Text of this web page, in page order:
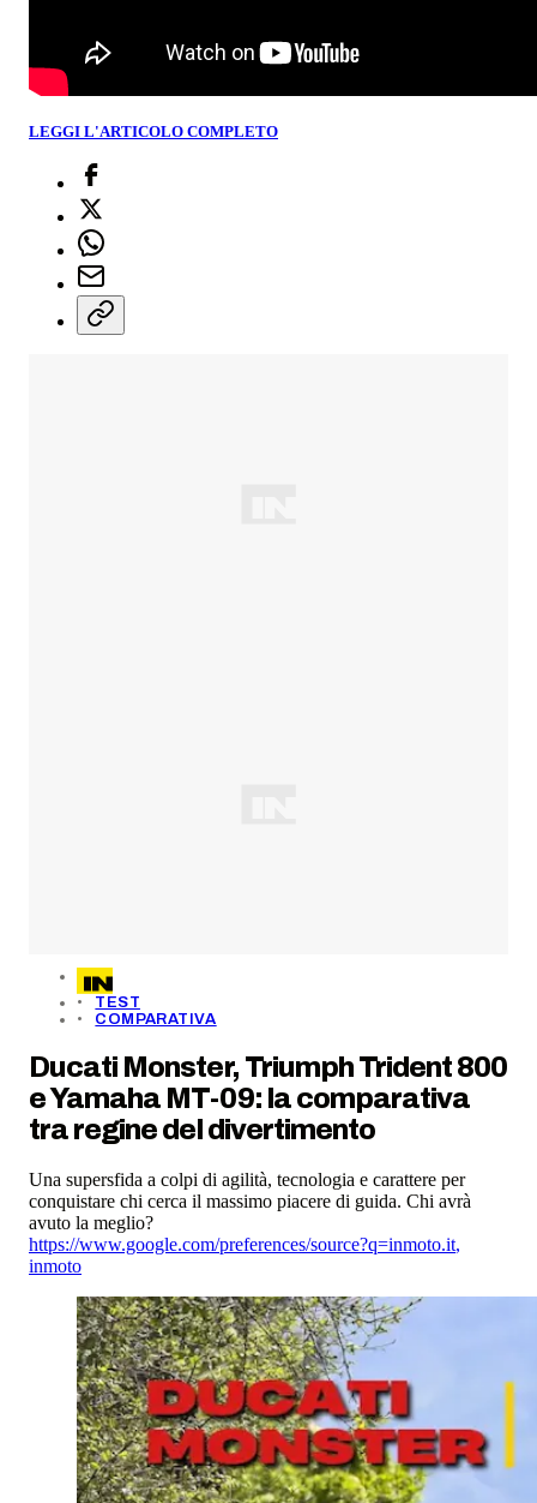
LEGGI L'ARTICOLO COMPLETO
TEST
COMPARATIVA
Ducati Monster, Triumph Trident 800
e Yamaha MT-09: la comparativa
tra regine del divertimento
Una supersfida a colpi di agilità, tecnologia e carattere per
conquistare chi cerca il massimo piacere di guida. Chi avrà
avuto la meglio?
https://www.google.com/preferences/source?q=inmoto.it,
inmoto